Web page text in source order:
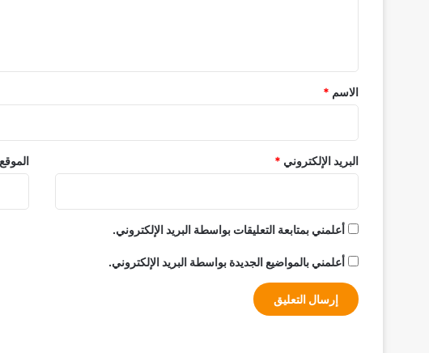
*
الاسم *
البريد الإلكتروني *
أعلمني بمتابعة التعليقات بواسطة البريد الإلكتروني.
أعلمني بالمواضيع الجديدة بواسطة البريد الإلكتروني.